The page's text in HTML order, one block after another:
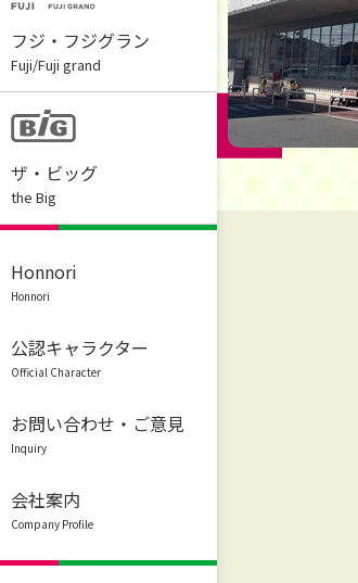
Honnori
Honnori
公認キャラクター
Official Character
お問い合わせ・ご意見
Inquiry
会社案内
Company Profile
フジ・フジグラン
Fuji/Fuji grand
ザ・ビッグ
the Big